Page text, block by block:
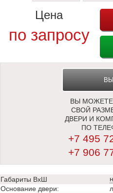
Цена
по запросу
ВЫ МОЖЕТЕ
СВОЙ
ДВЕРИ И
ПО
+7 495
+7 906
Габариты ВхШ
Основание двери: